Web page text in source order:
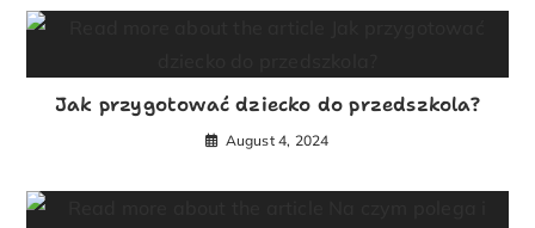
Jak przygotować dziecko do przedszkola?
August 4, 2024